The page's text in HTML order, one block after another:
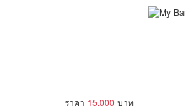
ราคา 15,000 บาท